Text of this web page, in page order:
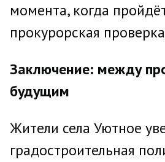
момента, когда
прокурорская
Заключение: между
будущим
Жители села Уютное
градостроительная